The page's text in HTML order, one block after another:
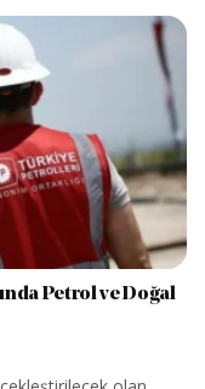
Petrol ve Doğal